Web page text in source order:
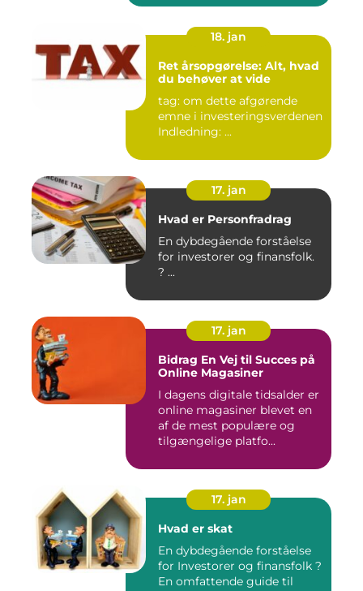
18. jan
Ret årsopgørelse: Alt, hvad
du behøver at vide
tag: om dette afgørende
emne i investeringsverdenen
Indledning: ...
17. jan
Hvad er Personfradrag
En dybdegående forståelse
for investorer og finansfolk.
? ...
17. jan
Bidrag En Vej til Succes på
Online Magasiner
I dagens digitale tidsalder er
online magasiner blevet en
af de mest populære og
tilgængelige platfo...
17. jan
Hvad er skat
En dybdegående forståelse
for Investorer og finansfolk ?
En omfattende guide til